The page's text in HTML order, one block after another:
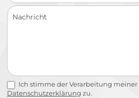
Ich stimme der Verarbeitung
Datenschutzerklärung zu.